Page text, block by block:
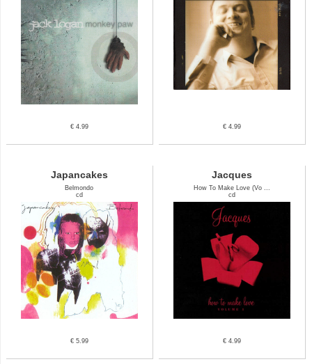
€ 4.99 € 4.99
Japancakes
Belmondo
cd
€ 5.99
Jacques
How To Make Love (Vo ...
cd
€ 4.99